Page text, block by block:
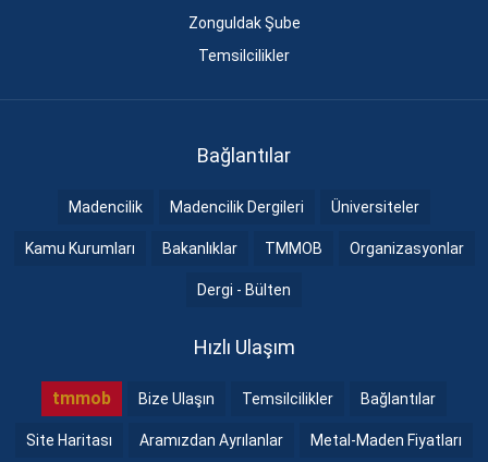
Zonguldak Şube
Temsilcilikler
Bağlantılar
Madencilik Madencilik Dergileri Üniversiteler
Kamu Kurumları Bakanlıklar TMMOB Organizasyonlar
Dergi - Bülten
Hızlı Ulaşım
tmmob Bize Ulaşın Temsilcilikler Bağlantılar
Site Haritası Aramızdan Ayrılanlar Metal-Maden Fiyatları